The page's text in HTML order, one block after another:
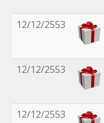
12/12/2553
12/12/2553
12/12/2553